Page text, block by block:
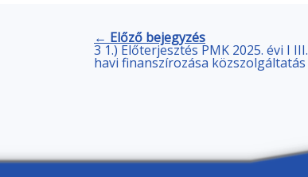
← Előző bejegyzés
3 1.) Előterjesztés PMK 2025. évi I III.
havi finanszírozása közszolgáltatás